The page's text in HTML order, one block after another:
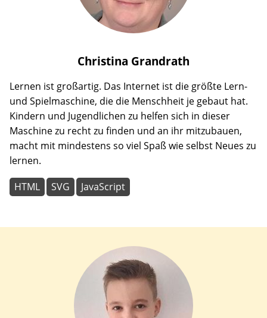
Christina Grandrath
Lernen ist großartig. Das Internet ist die größte Lern-
und Spielmaschine, die die Menschheit je gebaut hat.
Kindern und Jugendlichen zu helfen sich in dieser
Maschine zu recht zu finden und an ihr mitzubauen,
macht mit mindestens so viel Spaß wie selbst Neues zu
lernen.
HTML SVG JavaScript